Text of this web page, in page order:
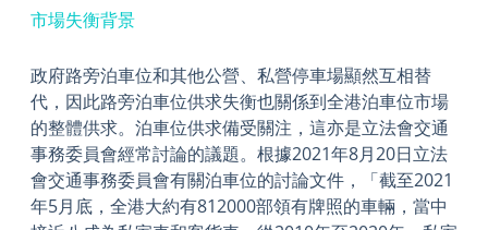
市場失衡背景
政府路旁泊車位和其他公營、私營停車場顯然互相替
代，因此路旁泊車位供求失衡也關係到全港泊車位市場
的整體供求。泊車位供求備受關注，這亦是立法會交通
事務委員會經常討論的議題。根據2021年8月20日立法
會交通事務委員會有關泊車位的討論文件，「截至2021
年5月底，全港大約有812000部領有牌照的車輛，當中